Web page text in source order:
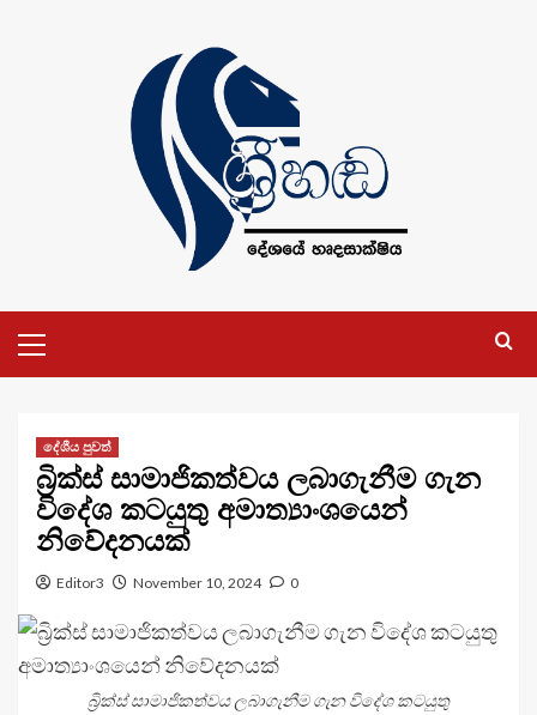
Menu
දේශීය පුවත්
බ්‍රික්ස් සාමාජිකත්වය ලබාගැනීම ගැන
විදේශ කටයුතු අමාත්‍යාංශයෙන්
නිවේදනයක්
Editor3 November 10, 2024 0
බ්‍රික්ස් සාමාජිකත්වය ලබාගැනීම ගැන විදේශ කටයුතු